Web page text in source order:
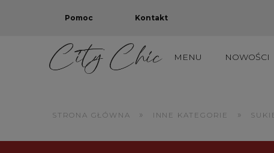
Pomoc Kontakt
MENU NOWOŚCI
STRONA GŁÓWNA » INNE KATEGORIE »